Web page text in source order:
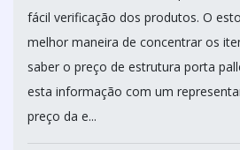
fácil verificação dos produtos. O
melhor maneira de concentrar os
saber o preço de estrutura porta
esta informação com um
preço da e...